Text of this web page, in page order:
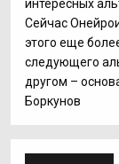
интересных
Сейчас
этого еще
следующего
другом –
Боркунов